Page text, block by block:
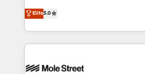
HubSpot Experts: Onboarding,
automation, and training built for adoption.
Technical Execution: ERP, EMR and
Integrations; complex builds
workflows; automation agents;
Elite5.0